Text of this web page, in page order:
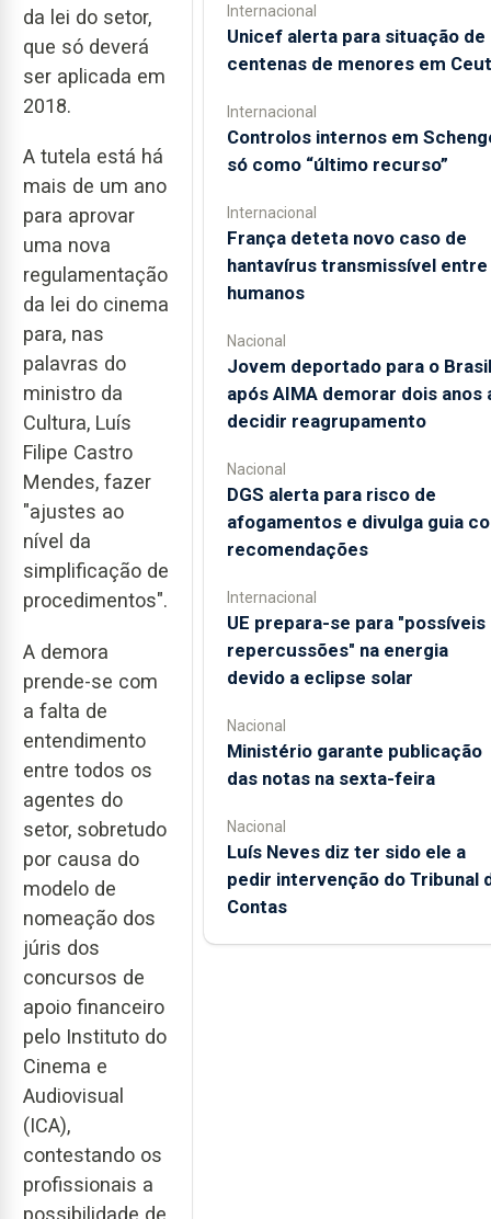
da lei do setor,
que só deverá
ser aplicada em
2018.
A tutela está há
mais de um ano
para aprovar
uma nova
regulamentação
da lei do cinema
para, nas
palavras do
ministro da
Cultura, Luís
Filipe Castro
Mendes, fazer
"ajustes ao
nível da
simplificação de
procedimentos".
A demora
prende-se com
a falta de
entendimento
entre todos os
agentes do
setor, sobretudo
por causa do
modelo de
nomeação dos
júris dos
concursos de
apoio financeiro
pelo Instituto do
Cinema e
Audiovisual
(ICA),
contestando os
profissionais a
possibilidade de
Internacional
Unicef alerta para situação de
centenas de menores em
Internacional
Controlos internos em
só como “último recurso”
Internacional
França deteta novo caso de
hantavírus transmissível entre
humanos
Nacional
Jovem deportado para o Brasil
após AIMA demorar dois anos
decidir reagrupamento
Nacional
DGS alerta para risco de
afogamentos e divulga guia
recomendações
Internacional
UE prepara-se para "possíveis
repercussões" na energia
devido a eclipse solar
Nacional
Ministério garante publicação
das notas na sexta-feira
Nacional
Luís Neves diz ter sido ele a
pedir intervenção do Tribunal
Contas